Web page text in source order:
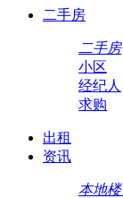
二手房
二手房
小区
经纪人
求购
出租
资讯
本地